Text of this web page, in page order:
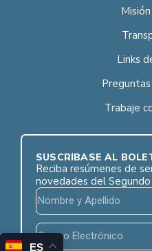
Links
Trabaje
SUSCRÍBASE AL
Reciba resúmenes de
novedades del
ES